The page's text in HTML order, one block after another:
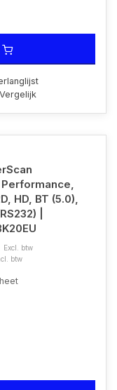
Vergelijk
HD, BT (5.0),
|
Excl. btw
btw